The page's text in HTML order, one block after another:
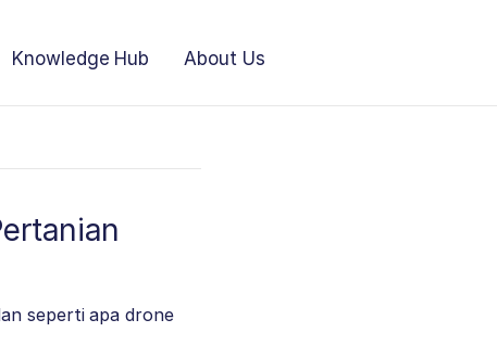
Knowledge Hub About Us
seperti apa drone